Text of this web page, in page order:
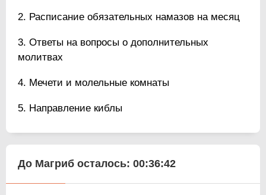
Расписание обязательных намазов на месяц
Ответы на вопросы о дополнительных
молитвах
Мечети и молельные комнаты
Направление киблы
До Магриб осталось: 00:36:42